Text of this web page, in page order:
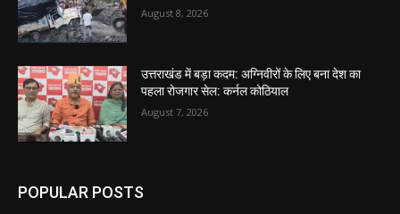
August 8, 2026
उत्तराखंड में बड़ा कदम: अग्निवीरों के लिए बना देश का
पहला रोजगार सेल: कर्नल कोठियाल
August 7, 2026
POPULAR POSTS